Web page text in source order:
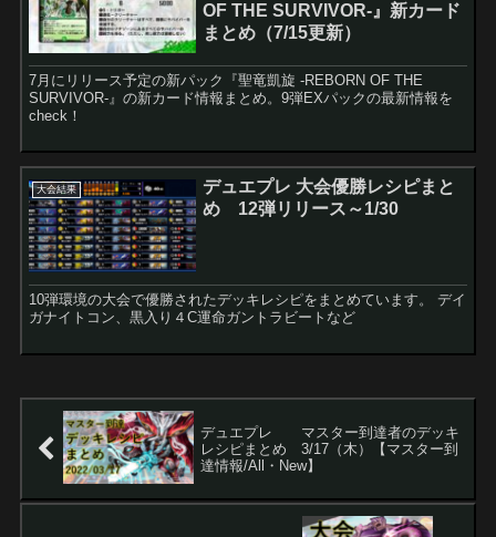
OF THE SURVIVOR-』新カード
まとめ（7/15更新）
7月にリリース予定の新パック『聖竜凱旋 -REBORN OF THE
SURVIVOR-』の新カード情報まとめ。9弾EXパックの最新情報を
check！
大会結果
デュエプレ 大会優勝レシピまと
め 12弾リリース～1/30
10弾環境の大会で優勝されたデッキレシピをまとめています。 デイ
ガナイトコン、黒入り４C運命ガントラビートなど
デュエプレ マスター到達者のデッキ
レシピまとめ 3/17（木）【マスター到
達情報/All・New】